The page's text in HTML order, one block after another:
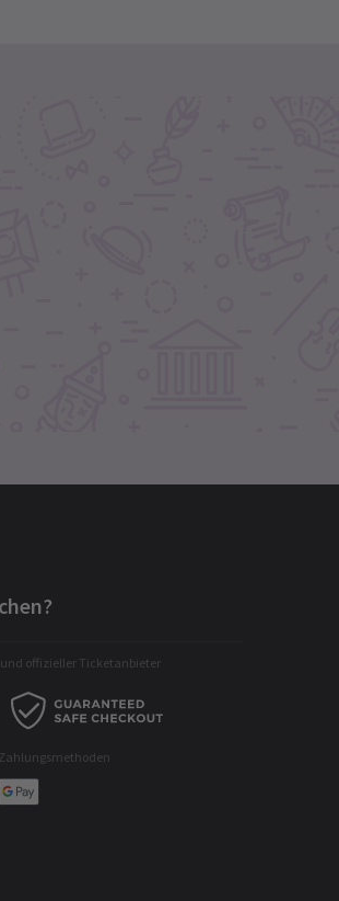
offizieller Ticketanbieter